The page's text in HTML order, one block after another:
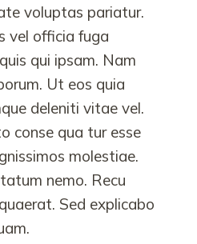
voluptas pariatur.
vel officia fuga
qui ipsam. Nam
Ut eos quia
deleniti vitae vel.
conse qua tur esse
molestiae.
nemo. Recu
Sed explicabo